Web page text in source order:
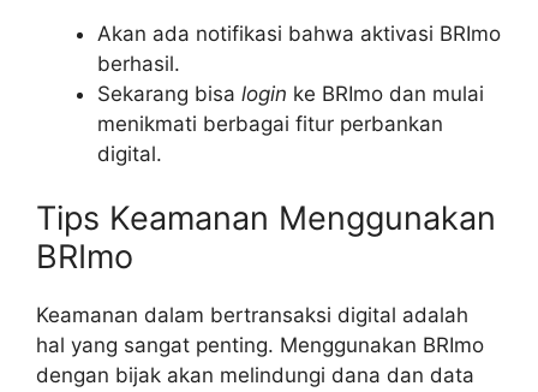
Akan ada notifikasi bahwa aktivasi BRImo
berhasil.
Sekarang bisa login ke BRImo dan mulai
menikmati berbagai fitur perbankan
digital.
Tips Keamanan Menggunakan
BRImo
Keamanan dalam bertransaksi digital adalah
hal yang sangat penting. Menggunakan BRImo
dengan bijak akan melindungi dana dan data